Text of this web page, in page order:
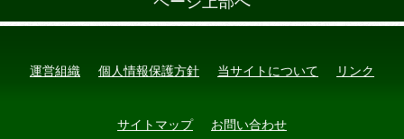
運営組織 個人情報保護方針 当サイトについて リンク
サイトマップ お問い合わせ